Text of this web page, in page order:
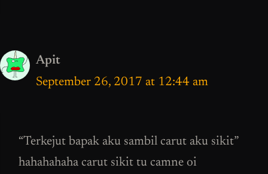
Apit
September 26, 2017 at 12:44 am
“Terkejut bapak aku sambil carut aku sikit”
hahahahaha carut sikit tu camne oi